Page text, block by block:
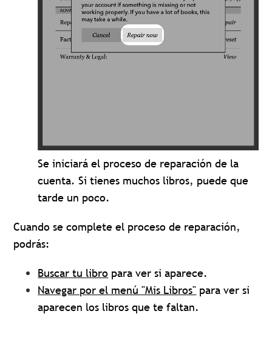
Se iniciará el proceso de reparación de la
cuenta. Si tienes muchos libros, puede que
tarde un poco.
Cuando se complete el proceso de reparación,
podrás:
Buscar tu libro para ver si aparece.
Navegar por el menú "Mis Libros" para ver si
aparecen los libros que te faltan.